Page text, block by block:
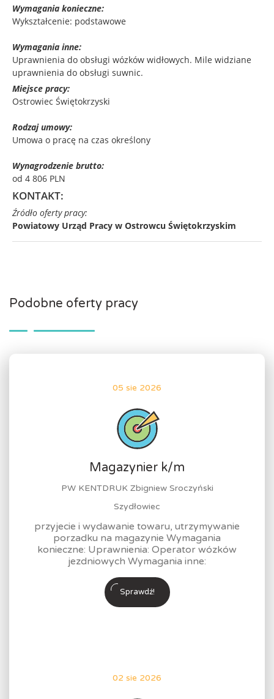
Wymagania konieczne:
Wykształcenie: podstawowe
Wymagania inne:
Uprawnienia do obsługi wózków widłowych. Mile widziane
uprawnienia do obsługi suwnic.
Miejsce pracy:
Ostrowiec Świętokrzyski
Rodzaj umowy:
Umowa o pracę na czas określony
Wynagrodzenie brutto:
od 4 806 PLN
KONTAKT:
Źródło oferty pracy:
Powiatowy Urząd Pracy w Ostrowcu Świętokrzyskim
Podobne oferty pracy
05 sie 2026
Magazynier k/m
PW KENTDRUK Zbigniew Sroczyński
Szydłowiec
przyjecie i wydawanie towaru, utrzymywanie
porzadku na magazynie Wymagania
konieczne: Uprawnienia: Operator wózków
jezdniowych Wymagania inne:
Sprawdź!
02 sie 2026